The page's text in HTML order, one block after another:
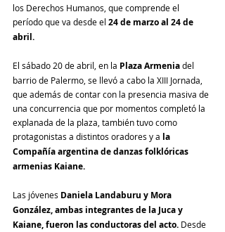
los Derechos Humanos, que comprende el
período que va desde el 24 de marzo al 24 de
abril.
El sábado 20 de abril, en la Plaza Armenia del
barrio de Palermo, se llevó a cabo la XIII Jornada,
que además de contar con la presencia masiva de
una concurrencia que por momentos completó la
explanada de la plaza, también tuvo como
protagonistas a distintos oradores y a la
Compañía argentina de danzas folklóricas
armenias Kaiane.
Las jóvenes Daniela Landaburu y Mora
González, ambas integrantes de la Juca y
Kaiane, fueron las conductoras del acto. Desde